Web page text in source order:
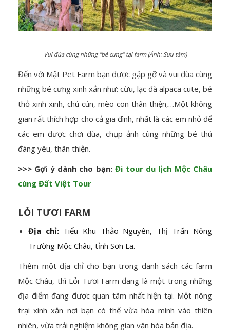
Vui đùa cùng những “bé cưng” tại farm (Ảnh: Sưu tầm)
Đến với Mật Pet Farm bạn được gặp gỡ và vui đùa cùng
những bé cưng xinh xắn như: cừu, lạc đà alpaca cute, bé
thỏ xinh xinh, chú cún, mèo con thân thiện,…Một không
gian rất thích hợp cho cả gia đình, nhất là các em nhỏ để
các em được chơi đùa, chụp ảnh cùng những bé thú
đáng yêu, thân thiện.
>>> Gợi ý dành cho bạn: Đi tour du lịch Mộc Châu
cùng Đất Việt Tour
LỎI TƯƠI FARM
Địa chỉ: Tiểu Khu Thảo Nguyên, Thị Trấn Nông
Trường Mộc Châu, tỉnh Sơn La.
Thêm một địa chỉ cho bạn trong danh sách các farm
Mộc Châu, thì Lỏi Tươi Farm đang là một trong những
địa điểm đang được quan tâm nhất hiện tại. Một nông
trại xinh xắn nơi bạn có thể vừa hòa mình vào thiên
nhiên, vừa trải nghiệm không gian văn hóa bản địa.